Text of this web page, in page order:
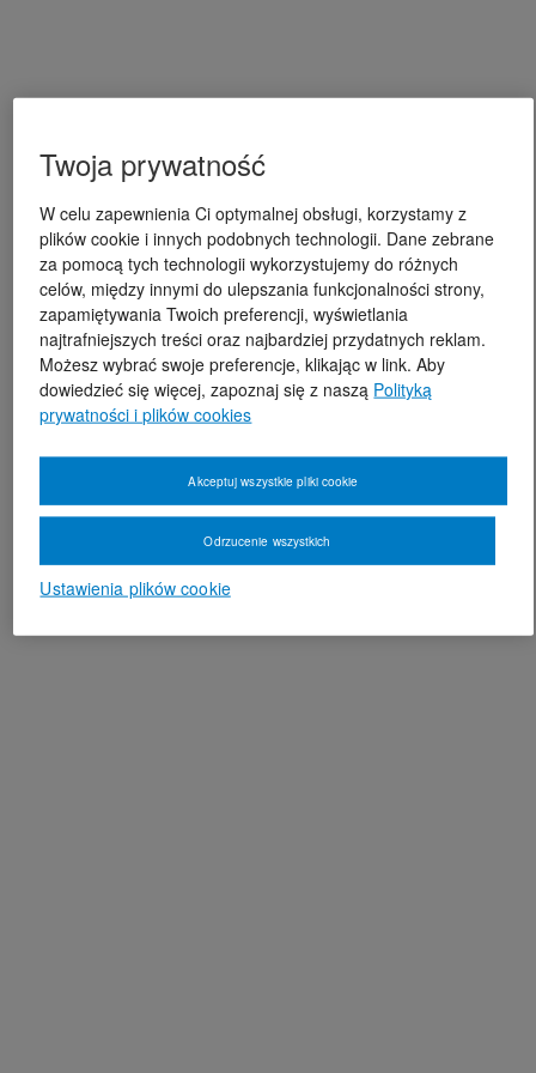
Twoja prywatność
W celu zapewnienia Ci optymalnej obsługi, korzystamy z
plików cookie i innych podobnych technologii. Dane zebrane
za pomocą tych technologii wykorzystujemy do różnych
celów, między innymi do ulepszania funkcjonalności strony,
zapamiętywania Twoich preferencji, wyświetlania
najtrafniejszych treści oraz najbardziej przydatnych reklam.
Możesz wybrać swoje preferencje, klikając w link. Aby
dowiedzieć się więcej, zapoznaj się z naszą Polityką
prywatności i plików cookies
Ustawienia plików cookie
Odrzucenie wszystkich
Akceptuj wszystkie pliki cookie